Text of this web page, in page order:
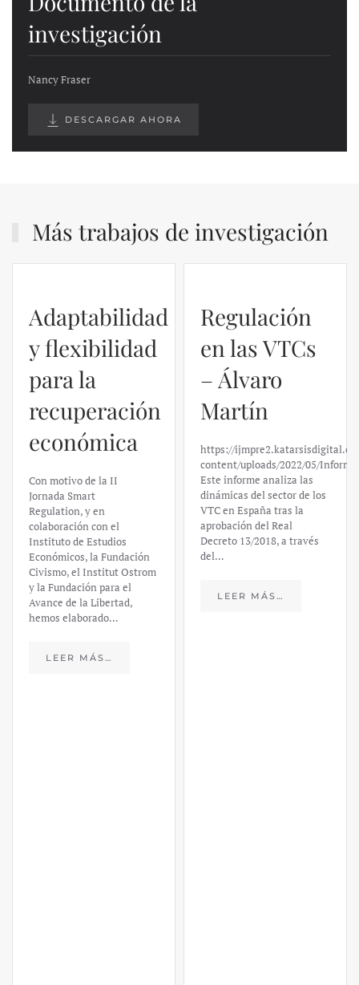
investigación
Nancy Fraser
DESCARGAR AHORA
Más trabajos de investigación
Adaptabilidad
y flexibilidad
para la
recuperación
económica
Con motivo de la II
Jornada Smart
Regulation, y en
colaboración con el
Instituto de Estudios
Económicos, la Fundación
Civismo, el Institut Ostrom
y la Fundación para el
Avance de la Libertad,
hemos elaborado…
LEER MÁS…
Regulación
en las VTCs
– Álvaro
Martín
https://
content/uploads/2022/05/
Este informe analiza las
dinámicas del sector de los
VTC en España tras la
aprobación del Real
Decreto 13/2018, a través
del…
LEER MÁS…